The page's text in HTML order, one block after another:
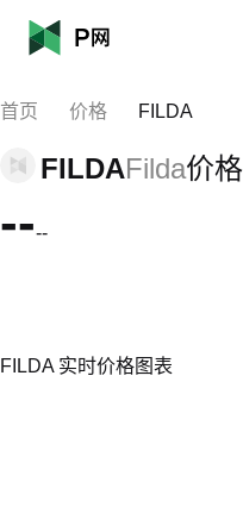
首页 价格 FILDA
FILDAFilda价格
----
FILDA 实时价格图表